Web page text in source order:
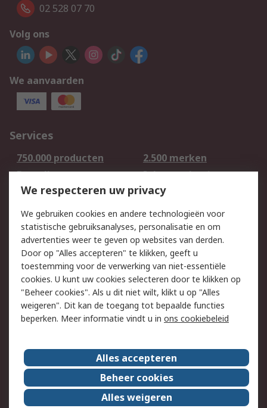
02 528 07 70
Volg ons
We aanvaarden
Services
750.000 producten
2.500 merken
Bestellen
Inkoopoplossingen
Retouren
Technisch advies
Track & Trace
Wettelijk
Cookiebeleid
Email veiligheid
Privacybeleid -
Bijgewerkt
Websitevoorwaarden
Algemene
verkoopvoorwaarden
Over RS
RS Group
Over ons
RS wereldwijd
Werken bij RS
We respecteren uw privacy
We gebruiken cookies en andere technologieën voor
statistische gebruiksanalyses, personalisatie en om
advertenties weer te geven op websites van derden.
Door op "Alles accepteren" te klikken, geeft u
toestemming voor de verwerking van niet-essentiële
cookies. U kunt uw cookies selecteren door te klikken op
"Beheer cookies". Als u dit niet wilt, klikt u op "Alles
weigeren". Dit kan de toegang tot bepaalde functies
beperken. Meer informatie vindt u in ons cookiebeleid
Alles accepteren
Beheer cookies
Alles weigeren